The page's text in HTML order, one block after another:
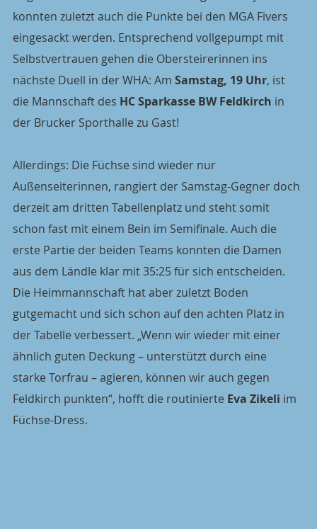
konnten zuletzt auch die Punkte bei den MGA Fivers
eingesackt werden. Entsprechend vollgepumpt mit
Selbstvertrauen gehen die Obersteirerinnen ins
nächste Duell in der WHA: Am Samstag, 19 Uhr, ist
die Mannschaft des HC Sparkasse BW Feldkirch in
der Brucker Sporthalle zu Gast!
Allerdings: Die Füchse sind wieder nur
Außenseiterinnen, rangiert der Samstag-Gegner doch
derzeit am dritten Tabellenplatz und steht somit
schon fast mit einem Bein im Semifinale. Auch die
erste Partie der beiden Teams konnten die Damen
aus dem Ländle klar mit 35:25 für sich entscheiden.
Die Heimmannschaft hat aber zuletzt Boden
gutgemacht und sich schon auf den achten Platz in
der Tabelle verbessert. „Wenn wir wieder mit einer
ähnlich guten Deckung – unterstützt durch eine
starke Torfrau – agieren, können wir auch gegen
Feldkirch punkten“, hofft die routinierte Eva Zikeli im
Füchse-Dress.